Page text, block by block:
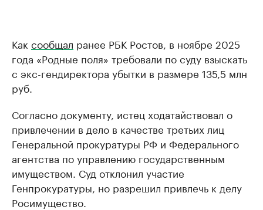
Как сообщал ранее РБК Ростов, в ноябре 2025
года «Родные поля» требовали по суду взыскать
с экс-гендиректора убытки в размере 135,5 млн
руб.
Согласно документу, истец ходатайствовал о
привлечении в дело в качестве третьих лиц
Генеральной прокуратуры РФ и Федерального
агентства по управлению государственным
имуществом. Суд отклонил участие
Генпрокуратуры, но разрешил привлечь к делу
Росимущество.